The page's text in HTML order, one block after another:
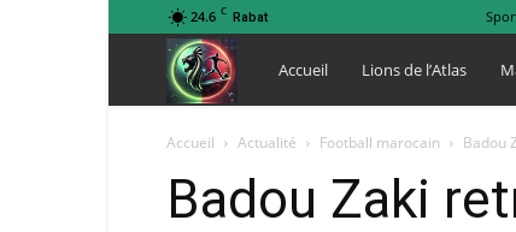
24.6 C Rabat
Lions
de
l
Accueil Lions de l’Atlas
Accueil Actualité Football marocain Badou
Badou Zaki